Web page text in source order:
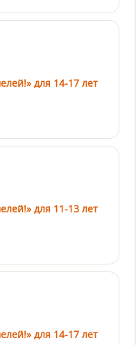
для 14-17 лет
для 11-13 лет
для 14-17 лет